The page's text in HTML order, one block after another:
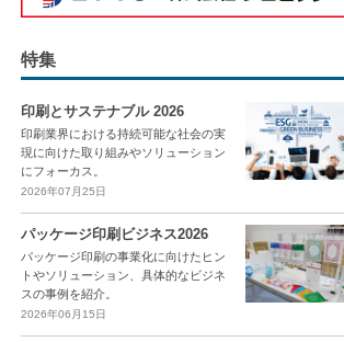
特集
印刷とサステナブル 2026
印刷業界における持続可能な社会の実
現に向けた取り組みやソリューション
にフォーカス。
2026年07月25日
パッケージ印刷ビジネス2026
パッケージ印刷の事業化に向けたヒン
トやソリューション、具体的なビジネ
スの事例を紹介。
2026年06月15日